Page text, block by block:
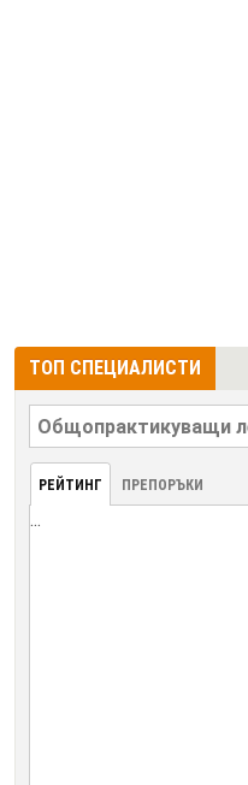
ТОП СПЕЦИАЛИСТИ
РЕЙТИНГ ПРЕПОРЪКИ
...